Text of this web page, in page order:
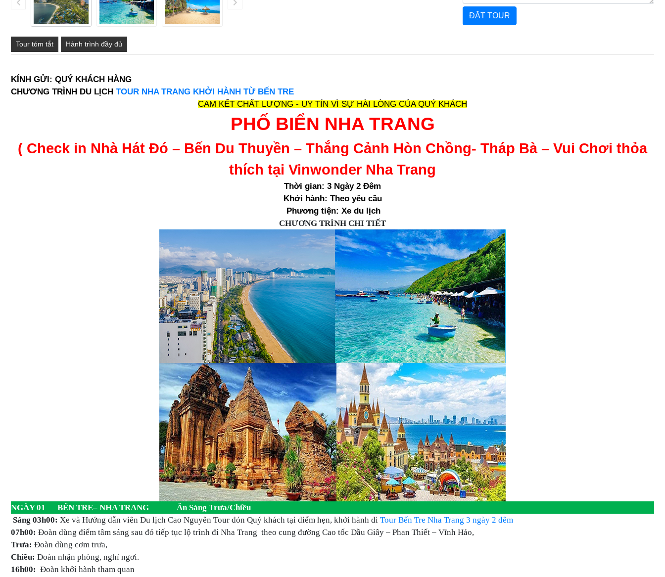
Tour tóm tắt Hành trình đầy đủ
KÍNH GỬI: QUÝ KHÁCH HÀNG
CHƯƠNG TRÌNH DU LỊCH TOUR NHA TRANG KHỞI HÀNH TỪ BẾN TRE
CAM KẾT CHẤT LƯỢNG - UY TÍN VÌ SỰ HÀI LÒNG CỦA QUÝ KHÁCH
PHỐ BIỂN NHA TRANG
( Check in Nhà Hát Đó – Bến Du Thuyền – Thắng Cảnh Hòn Chồng- Tháp Bà – Vui Chơi thỏa
thích tại Vinwonder Nha Trang
Thời gian: 3 Ngày 2 Đêm
Khởi hành: Theo yêu cầu
Phương tiện: Xe du lịch
CHƯƠNG TRÌNH CHI TIẾT
NGÀY 01 BẾN TRE– NHA TRANG Ăn Sáng Trưa/Chiều
Sáng 03h00: Xe và Hướng dẫn viên Du lịch Cao Nguyên Tour đón Quý khách tại điểm hẹn, khởi hành đi Tour Bến Tre Nha Trang 3 ngày 2 đêm
07h00: Đoàn dùng điểm tâm sáng sau đó tiếp tục lộ trình đi Nha Trang theo cung đường Cao tốc Dầu Giây – Phan Thiết – Vĩnh Hảo,
Trưa: Đoàn dùng cơm trưa,
Chiều: Đoàn nhận phòng, nghỉ ngơi.
16h00: Đoàn khởi hành tham quan